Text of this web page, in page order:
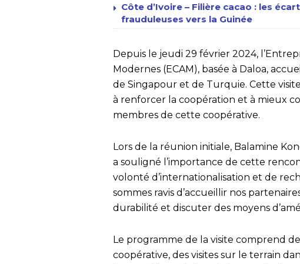
Côte d’Ivoire – Filière cacao : les
frauduleuses vers la Guinée
Depuis le jeudi 29 février 2024,
Modernes (ECAM), basée à Daloa,
de Singapour et de Turquie. Cette
à renforcer la coopération et à mieux
membres de cette coopérative.
Lors de la réunion initiale, Balamine
a souligné l’importance de cette
volonté d’internationalisation et de
sommes ravis d’accueillir nos
durabilité et discuter des moyens
Le programme de la visite comprend
coopérative, des visites sur le terrain